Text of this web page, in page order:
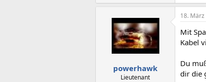
powerhawk
Lieutenant
18. März
Mit
Kabel
Du
dir die